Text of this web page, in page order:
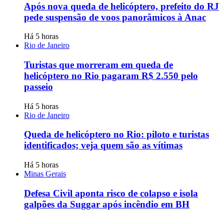
Após nova queda de helicóptero, prefeito do RJ
pede suspensão de voos panorâmicos à Anac
Há 5 horas
Rio de Janeiro
Turistas que morreram em queda de
helicóptero no Rio pagaram R$ 2.550 pelo
passeio
Há 5 horas
Rio de Janeiro
Queda de helicóptero no Rio: piloto e turistas
identificados; veja quem são as vítimas
Há 5 horas
Minas Gerais
Defesa Civil aponta risco de colapso e isola
galpões da Suggar após incêndio em BH